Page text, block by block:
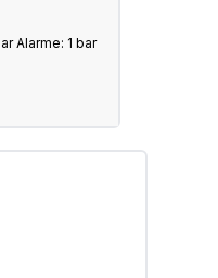
Alarme: 1 bar